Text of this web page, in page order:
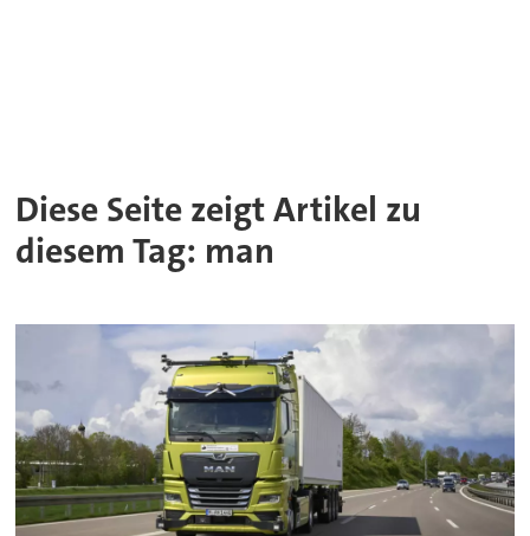
Diese Seite zeigt Artikel zu
diesem Tag: man